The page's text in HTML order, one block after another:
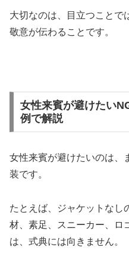
大切なのは、目立つことで
敬意が伝わることです。
女性来賓が避けたい
例で解説
女性来賓が避けたいのは、
装です。
たとえば、ジャケットなし
材、素足、スニーカー、ロ
は、式典には向きません。